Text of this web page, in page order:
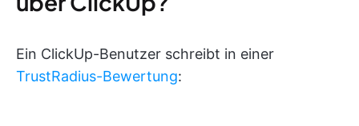
Ein ClickUp-Benutzer schreibt in einer
TrustRadius-Bewertung: